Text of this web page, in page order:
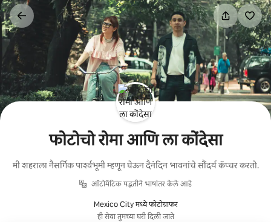
कंटेंटवर
जा
फोटोचो रोमा आणि ला कोंदेसा
मी शहराला नैसर्गिक पार्श्वभूमी म्हणून घेऊन दैनंदिन भावनांचे सौंदर्य कॅप्चर करतो.
ऑटोमॅटिक पद्धतीने भाषांतर केले आहे
Mexico City मध्ये फोटोग्राफर
ही सेवा तुमच्या घरी दिली जाते